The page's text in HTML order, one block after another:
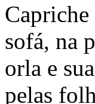
sofá, na
orla e
pelas